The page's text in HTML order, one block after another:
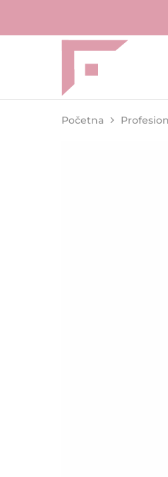
FAME
Profesionalna
za
kozmetičke
Početna